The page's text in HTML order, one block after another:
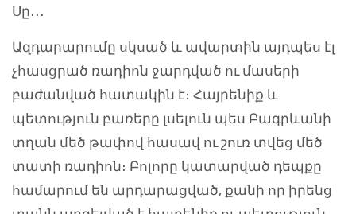
Սը․․․
Ազդարարումը սկսած և ավարտին այդպես էլ
չհասցրած ռադիոն ջարդված ու մասերի
բաժանված հատակին է։ Հայրենիք և
պետություն բառերը լսելուն պես Բագրևանի
տղան մեծ թափով հասավ ու շուռ տվեց մեծ
տատի ռադիոն։ Բոլորը կատարված դեպքը
համարում են արդարացված, քանի որ իրենց